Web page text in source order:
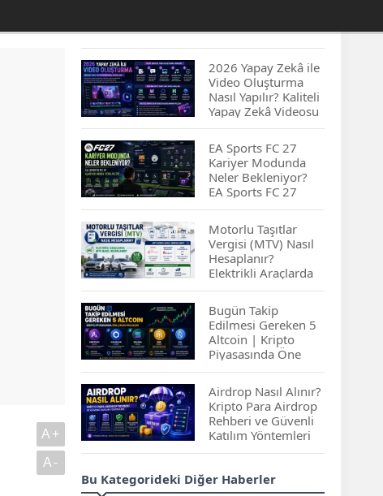
A+
A-
2026 Yapay Zekâ ile
Video Oluşturma
Nasıl Yapılır? Kaliteli
Yapay Zekâ Videosu
Hazırlamanın
İpuçları...
EA Sports FC 27
Kariyer Modunda
Neler Bekleniyor?
EA Sports FC 27
Kariyer Modu
Yenilikleri…
Motorlu Taşıtlar
Vergisi (MTV) Nasıl
Hesaplanır?
Elektrikli Araçlarda
MTV Nasıl
Hesaplanır? MTV
Borcu Nasıl
Sorgulanır?
Bugün Takip
Edilmesi Gereken 5
Altcoin | Kripto
Piyasasında Öne
Çıkan Projeler
Airdrop Nasıl Alınır?
Kripto Para Airdrop
Rehberi ve Güvenli
Katılım Yöntemleri
Spot ve Vadeli İşlem
Arasındaki Farklar |
Bu Kategorideki Diğer Haberler